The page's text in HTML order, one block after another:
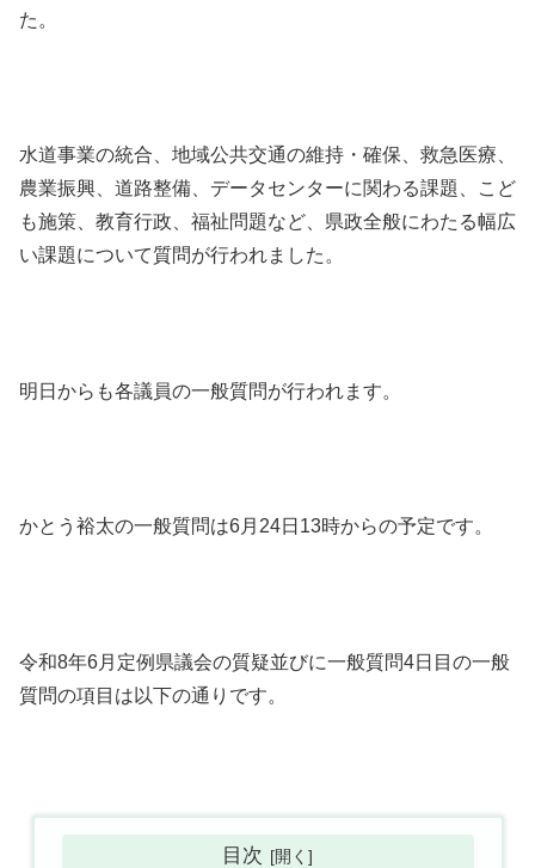
た。
水道事業の統合、地域公共交通の維持・確保、救急医療、
農業振興、道路整備、データセンターに関わる課題、こど
も施策、教育行政、福祉問題など、県政全般にわたる幅広
い課題について質問が行われました。
明日からも各議員の一般質問が行われます。
かとう裕太の一般質問は6月24日13時からの予定です。
令和8年6月定例県議会の質疑並びに一般質問4日目の一般
質問の項目は以下の通りです。
目次